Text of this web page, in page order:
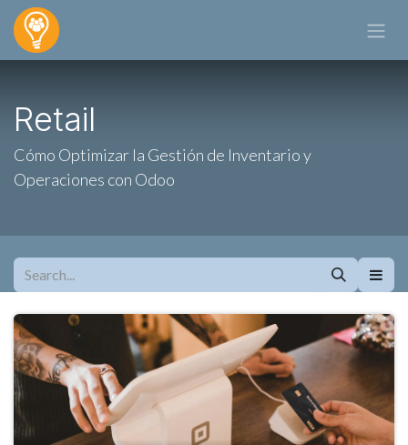
Skip to Content
Retail
Cómo Optimizar la Gestión de Inventario y
Operaciones con Odoo